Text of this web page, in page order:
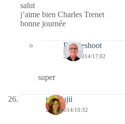
salut
j’aime bien Charles Trenet
bonne journée
Bernieshoot
27/11/2014/17:02
super
missfujii
26/11/2014/10:32